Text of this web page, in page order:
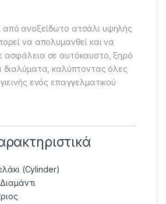
από ανοξείδωτο ατσάλι υψηλής
να απολυμανθεί και να
ασφάλεια σε αυτόκαυστο, ξηρό
διαλύματα, καλύπτοντας όλες
ενός επαγγελματικού
(Cylinder)